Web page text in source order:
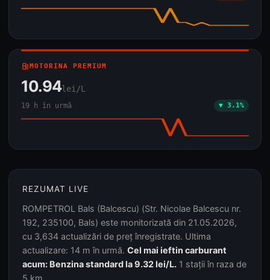
local_gas_stationMOTORINA PREMIUM
10.94lei/L
19 h în urmă ▼ 3.1%
REZUMAT LIVE
ROMPETROL Bals (Balcescu) (Str. Nicolae Balcescu nr.
192, 235100, Bals) este monitorizată din 21.05.2026,
cu 3,634 actualizări de preț înregistrate. Ultima
actualizare: 14 m în urmă. Cel mai ieftin carburant
acum: Benzina standard la 9.32 lei/L. 1 stații în raza de
5 km.